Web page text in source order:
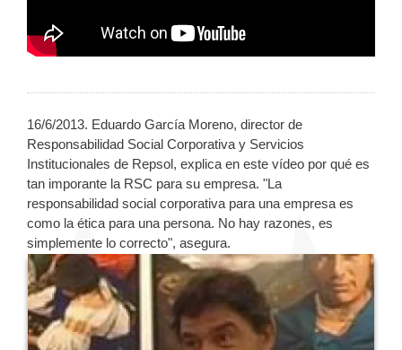
16/6/2013. Eduardo García Moreno, director de
Responsabilidad Social Corporativa y Servicios
Institucionales de Repsol, explica en este vídeo por qué es
tan imporante la RSC para su empresa. "La
responsabilidad social corporativa para una empresa es
como la ética para una persona. No hay razones, es
simplemente lo correcto", asegura.